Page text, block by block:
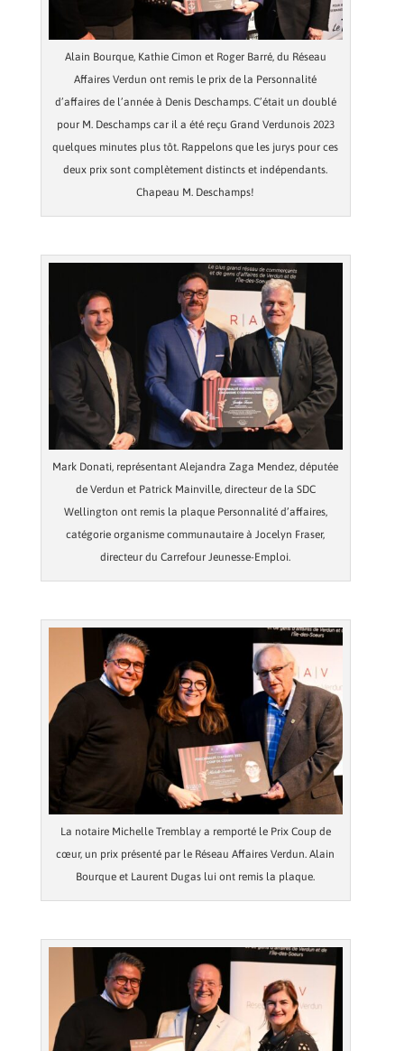
Alain Bourque, Kathie Cimon et Roger Barré, du Réseau
Affaires Verdun ont remis le prix de la Personnalité
d’affaires de l’année à Denis Deschamps. C’était un doublé
pour M. Deschamps car il a été reçu Grand Verdunois 2023
quelques minutes plus tôt. Rappelons que les jurys pour ces
deux prix sont complètement distincts et indépendants.
Chapeau M. Deschamps!
Mark Donati, représentant Alejandra Zaga Mendez, députée
de Verdun et Patrick Mainville, directeur de la SDC
Wellington ont remis la plaque Personnalité d’affaires,
catégorie organisme communautaire à Jocelyn Fraser,
directeur du Carrefour Jeunesse-Emploi.
La notaire Michelle Tremblay a remporté le Prix Coup de
cœur, un prix présenté par le Réseau Affaires Verdun. Alain
Bourque et Laurent Dugas lui ont remis la plaque.